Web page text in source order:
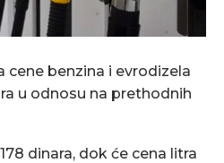
cene benzina i evrodizela
u odnosu na prethodnih
dinara, dok će cena litra